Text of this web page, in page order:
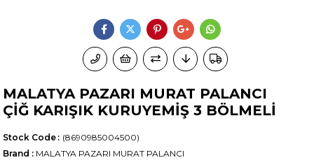
MALATYA PAZARI MURAT PALANCI
ÇİĞ KARIŞIK KURUYEMİŞ 3 BÖLMELİ
(8690985004500)
Stock Code
Brand : MALATYA PAZARI MURAT PALANCI